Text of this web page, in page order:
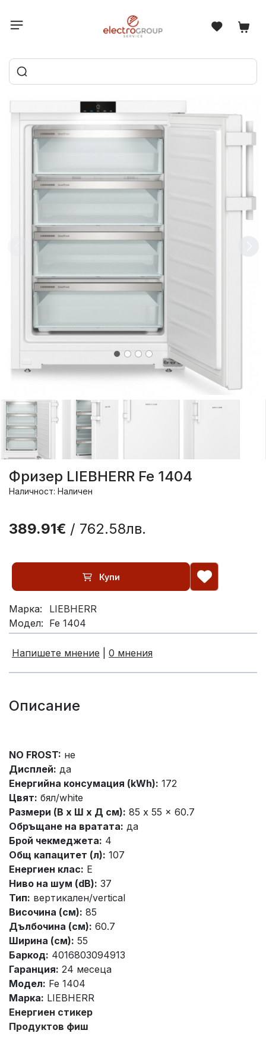
Фризер LIEBHERR Fe 1404
Наличност: Наличен
389.91€ / 762.58лв.
Купи
Марка:
LIEBHERR
Модел: Fe 1404
Напишете мнение 0 мнения
Описание
NO FROST: не
Дисплей: да
Енергийна консумация (kWh): 172
Цвят: бял/white
Размери (В х Ш х Д см): 85 x 55 x 60.7
Обръщане на вратата: да
Брой чекмеджета: 4
Общ капацитет (л): 107
Енергиен клас: E
Ниво на шум (dB): 37
Тип: вертикален/vertical
Височина (см): 85
Дълбочина (см): 60.7
Ширина (см): 55
Баркод: 4016803094913
Гаранция: 24 месеца
Модел: Fe 1404
Марка: LIEBHERR
Енергиен стикер
Продуктов фиш